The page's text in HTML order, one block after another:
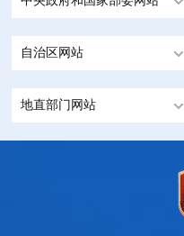
自治区网站
地直部门网站